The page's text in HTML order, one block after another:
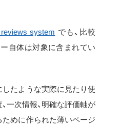
system でも、比較
自体は対象に含まれてい
したような実際に見たり使
一次情報、明確な評価軸が
ために作られた薄いページ